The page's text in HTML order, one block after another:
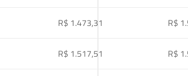
R$ 1.473,31
R$
R$ 1.517,51
R$